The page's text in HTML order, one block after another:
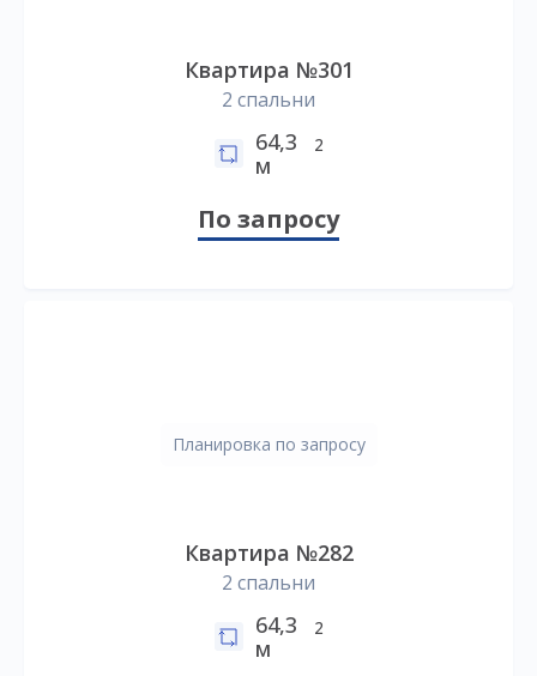
Квартира №301
2 спальни
64,3
м
2
По запросу
Планировка по запросу
Квартира №282
2 спальни
64,3
м
2